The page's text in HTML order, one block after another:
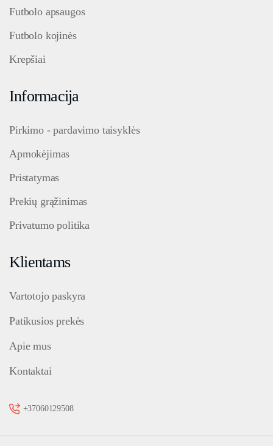
Futbolo apsaugos
Futbolo kojinės
Krepšiai
Informacija
Pirkimo - pardavimo taisyklės
Apmokėjimas
Pristatymas
Prekių grąžinimas
Privatumo politika
Klientams
Vartotojo paskyra
Patikusios prekės
Apie mus
Kontaktai
+37060129508